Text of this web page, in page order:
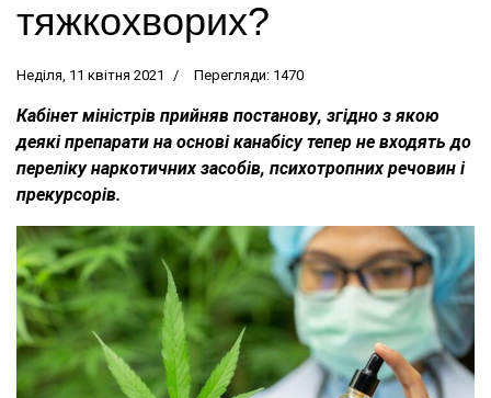
тяжкохворих?
Неділя, 11 квітня 2021 Перегляди: 1470
Кабінет міністрів прийняв постанову, згідно з якою
деякі препарати на основі канабісу тепер не входять до
переліку наркотичних засобів, психотропних речовин і
прекурсорів.